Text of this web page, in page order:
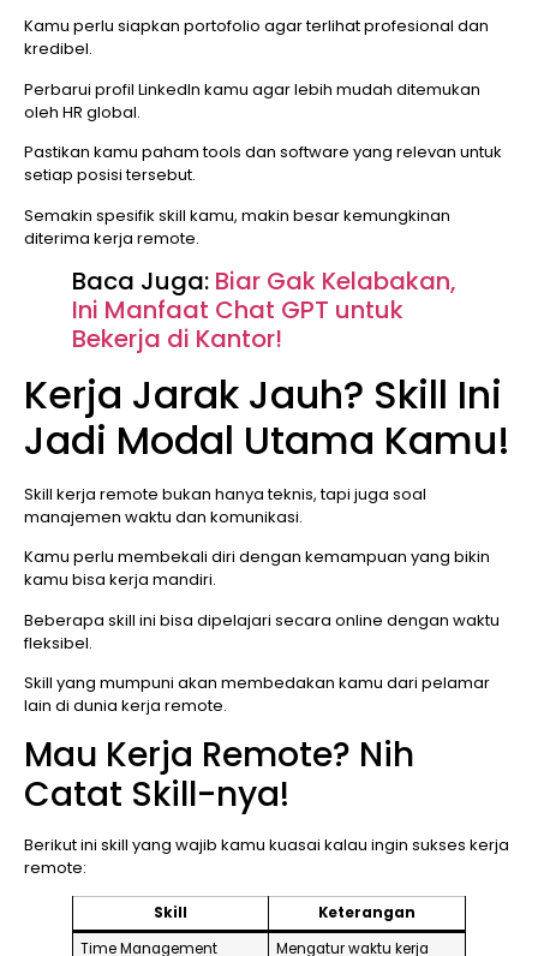
Kamu perlu siapkan portofolio agar terlihat profesional dan
kredibel.
Perbarui profil LinkedIn kamu agar lebih mudah ditemukan
oleh HR global.
Pastikan kamu paham tools dan software yang relevan untuk
setiap posisi tersebut.
Semakin spesifik skill kamu, makin besar kemungkinan
diterima kerja remote.
Baca Juga: Biar Gak Kelabakan,
Ini Manfaat Chat GPT untuk
Bekerja di Kantor!
Kerja Jarak Jauh? Skill Ini
Jadi Modal Utama Kamu!
Skill kerja remote bukan hanya teknis, tapi juga soal
manajemen waktu dan komunikasi.
Kamu perlu membekali diri dengan kemampuan yang bikin
kamu bisa kerja mandiri.
Beberapa skill ini bisa dipelajari secara online dengan waktu
fleksibel.
Skill yang mumpuni akan membedakan kamu dari pelamar
lain di dunia kerja remote.
Mau Kerja Remote? Nih
Catat Skill-nya!
Berikut ini skill yang wajib kamu kuasai kalau ingin sukses kerja
remote:
Skill
Keterangan
Time Management
Mengatur waktu kerja